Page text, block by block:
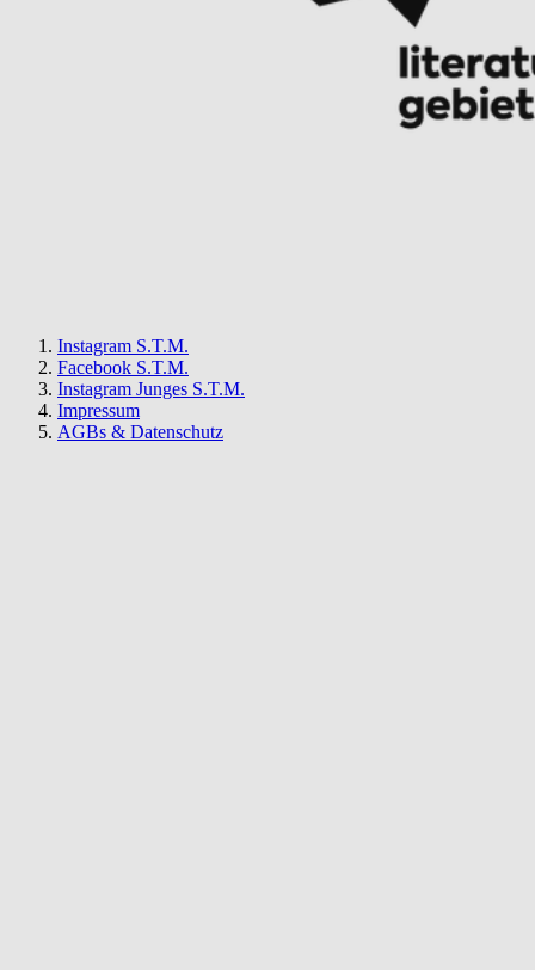
Instagram S.T.M.
Facebook S.T.M.
Instagram Junges S.T.M.
Impressum
AGBs & Datenschutz